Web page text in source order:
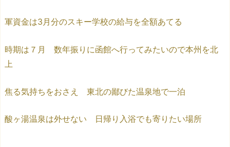
軍資金は3月分のスキー学校の給与を全額あてる
時期は７月 数年振りに函館へ行ってみたいので本州を北
上
焦る気持ちをおさえ 東北の鄙びた温泉地で一泊
酸ヶ湯温泉は外せない 日帰り入浴でも寄りたい場所